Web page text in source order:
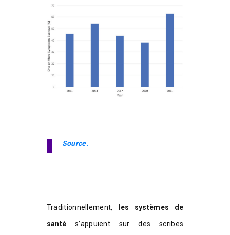
Source.
Traditionnellement,
les systèmes de
santé s’appuient sur des scribes